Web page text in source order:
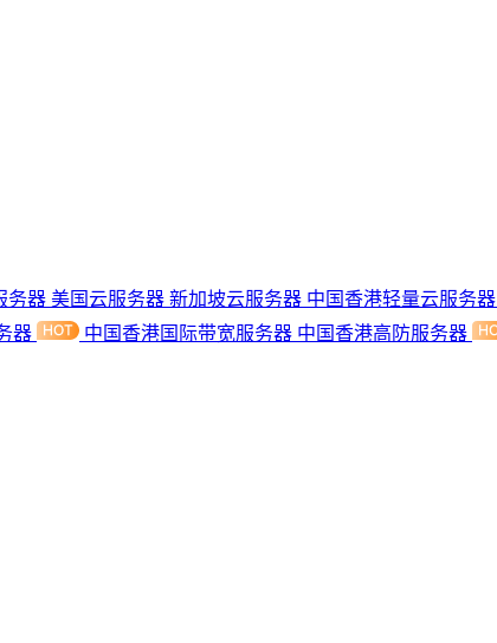
务器 美国云服务器 新加坡云服务器 中国香港轻量云服务器
器 中国香港国际带宽服务器 中国香港高防服务器